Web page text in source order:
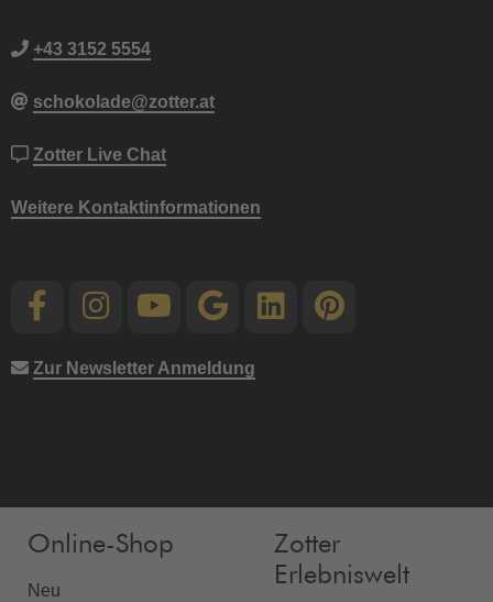
+43 3152 5554
schokolade@zotter.at
Zotter Live Chat
Weitere Kontaktinformationen
Zur Newsletter Anmeldung
Online-Shop
Neu
Zotter
Erlebniswelt